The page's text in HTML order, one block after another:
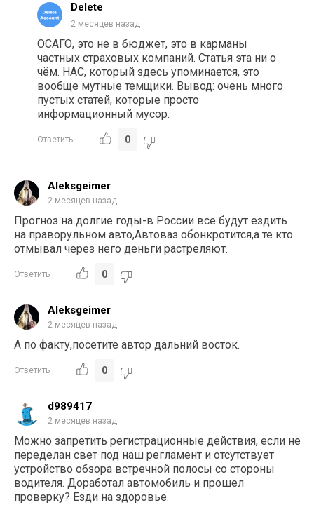
Delete
2 месяцев назад
ОСАГО, это не в бюджет, это в карманы
частных страховых компаний. Статья эта ни о
чём. НАС, который здесь упоминается, это
вообще мутные темщики. Вывод: очень много
пустых статей, которые просто
информационный мусор.
Ответить 0
Aleksgeimer
2 месяцев назад
Прогноз на долгие годы-в России все будут ездить
на праворульном авто,Автоваз обонкротится,а те кто
отмывал через него деньги растреляют.
Ответить 0
Aleksgeimer
2 месяцев назад
А по факту,посетите автор дальний восток.
Ответить 0
d989417
2 месяцев назад
Можно запретить регистрационные действия, если не
переделан свет под наш регламент и отсутствует
устройство обзора встречной полосы со стороны
водителя. Доработал автомобиль и прошел
проверку? Езди на здоровье.